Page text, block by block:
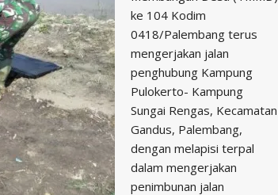
ke 104 Kodim
0418/Palembang terus
mengerjakan jalan
penghubung Kampung
Pulokerto- Kampung
Sungai Rengas, Kecamatan
Gandus, Palembang,
dengan melapisi terpal
dalam mengerjakan
penimbunan jalan